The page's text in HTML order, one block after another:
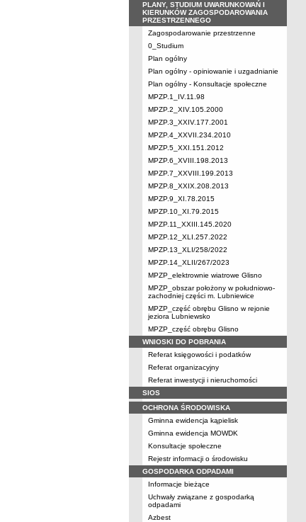
PLANY, STUDIUM UWARUNKOWAŃ I
KIERUNKÓW ZAGOSPODAROWANIA
PRZESTRZENNEGO
Zagospodarowanie przestrzenne
0_Studium
Plan ogólny
Plan ogólny - opiniowanie i uzgadnianie
Plan ogólny - Konsultacje społeczne
MPZP.1_IV.11.98
MPZP.2_XIV.105.2000
MPZP.3_XXIV.177.2001
MPZP.4_XXVII.234.2010
MPZP.5_XXI.151.2012
MPZP.6_XVIII.198.2013
MPZP.7_XXVIII.199.2013
MPZP.8_XXIX.208.2013
MPZP.9_XI.78.2015
MPZP.10_XI.79.2015
MPZP.11_XXIII.145.2020
MPZP.12_XLI.257.2022
MPZP.13_XLI/258/2022
MPZP.14_XLII/267/2023
MPZP_elektrownie wiatrowe Glisno
MPZP_obszar położony w południowo-
zachodniej części m. Lubniewice
MPZP_część obrębu Glisno w rejonie
jeziora Lubniewsko
MPZP_część obrębu Glisno
WNIOSKI DO POBRANIA
Referat księgowości i podatków
Referat organizacyjny
Referat inwestycji i nieruchomości
SIOS
OCHRONA ŚRODOWISKA
Gminna ewidencja kąpielisk
Gminna ewidencja MOWDK
Konsultacje społeczne
Rejestr informacji o środowisku
GOSPODARKA ODPADAMI
Informacje bieżące
Uchwały związane z gospodarką
odpadami
Azbest